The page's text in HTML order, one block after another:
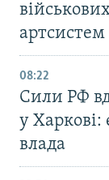
артсистем
08:22
Сили РФ
у Харкові:
влада